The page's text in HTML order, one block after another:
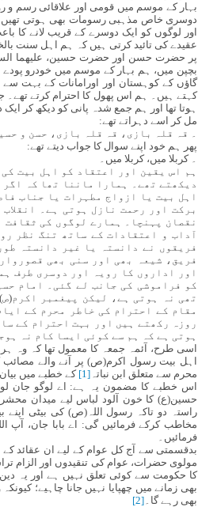
بہار کے موسم میں قومی اور علاقائی رسم و
دوسری خاص مذہبی رسومات بھی ہوتی
اور لوگوں کو ایک دوسرے کے قریب لانے کا
عقیدے کی تائید کرتی ہیں کہ ہم اہل سنت
پر حضرت حسن اور حضرت حسین، علیھما
بچپن میں، ہم بہار کے موسم میں خودرو پودے
گاؤں کے کوہستان اور اورامانات کے بہت سے
کہتے ہیں۔ ہم اس پھول کا احترام کرتے تھے۔
ہوتا تھا اور ہم جمع شدہ پانی کو دیکھ کر
مل کر اسے دہراتے تھے:
۔ قہ قلہ بازی، قہ قلہ بازی، حسن و
پھر ہم خود اپنے سوال کا جواب دیتے تھے:
۔ کربلا میں، کربلا میں۔
ہم اس یقین اور اعتقاد کو اہل بیت
دیکھتے تھے۔ ہمارا ماننا تھا کہ
اہل بیت یا ازواج مطہرات یا جناب
برکت اور رحمت نازل ہوتی ہے۔
نقصان پہنچا۔ ہمارے لوگوں کی
آداب و اعتقادات کے ساتھ تنگ نظر
فریقوں نے دانستہ یا غیر دانستہ
فریق، شیعہ بھی اور سنی بھی
اور اداروں کا رویہ اور دوسری طرف
کو فراموشی کی جانب لے گئی۔ امام
تھی نہ ہوتی ہے، لیکن پیغمبر
مقام کے احترام کی خاطر محرم کے
روزہ رکھتے ہیں اور بہت احترام کے
ہوتی ہے کہ ہم سے کوئی ایسا کام نہ
اسی طرح، آئمہ جمعہ کا معمول تھا کہ وہ
اہل بیت رسول اکرم(ص) پر آنے والے مصائب
محرم سے متعلق ابن نباتہ [1]
کے خطبے میں بیان
اس خطبے کا مضمون یہ ہے: اے لوگو جان لو
حسین(ع) کا خون آلود لباس لیے میدان
راستہ دو تاکہ رسول اللہ(ص) کی بیٹی اپنے
مخاطب کرکے فرمائیں گی: اے بابا جان،
فرمائیں۔
بدقسمتی سے آج کل عوام کے لیے ان عقائد کے
مولوی حضرات، عوام کی تنقیدوں اور
کا حکومت سے کوئی تعلق نہیں ہے اور یہ
بھی زمانے میں چھپایا نہیں جانا چاہیے؛
بھی رہے گا۔[2]